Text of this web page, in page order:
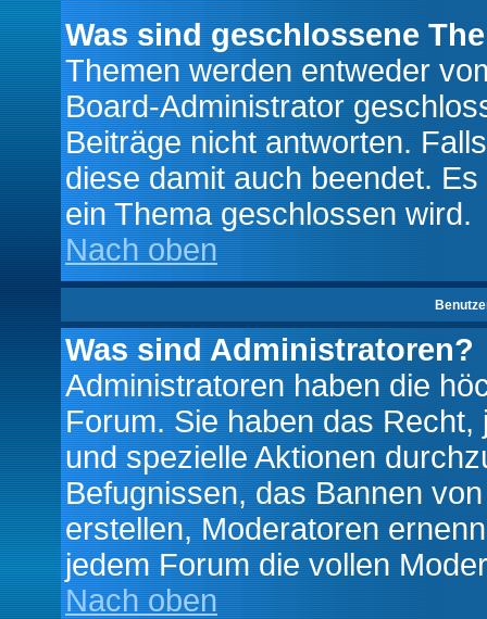
Was sind geschlossene
Themen werden entweder
Board-Administrator
Beiträge nicht antworten.
diese damit auch beendet.
ein Thema geschlossen wird.
Nach oben
Was sind Administratoren?
Administratoren haben die
Forum. Sie haben das
und spezielle Aktionen
Befugnissen, das Bannen
erstellen, Moderatoren
jedem Forum die vollen
Nach oben